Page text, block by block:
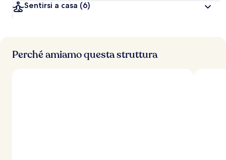
Sentirsi a casa (6)
Perché amiamo questa struttura